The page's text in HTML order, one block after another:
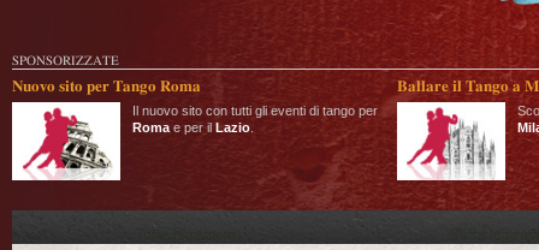
SPONSORIZZATE
Nuovo sito per Tango Roma
Il nuovo sito con tutti gli eventi di tango per
Roma e per il Lazio
Ballare il Tango a